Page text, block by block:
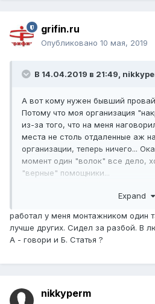
grifin.ru
Опубликовано 10 мая, 2019
В 14.04.2019 в 21:49,
А вот кому нужен бывший
Потому что моя организация
из-за того, что на меня
места не столь отдаленные аж
организации, теперь ничего...
момент один "волок" все дело,
"верные" помощники...
беспроводных, так и локальных,
владею настройкой биллинга и
(связка ACP3+Mikrotik)... Только
кудабы ни обратился ответ
Expand
работал у меня монтажником один
лучше других. Сидел за разбой. В
А - говори и Б. Статья ?
nikkyperm